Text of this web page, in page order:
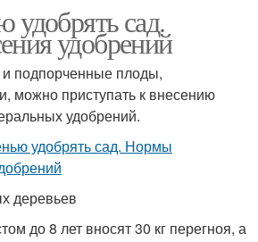
удобрять сад.
удобрений
подпорченные плоды,
можно приступать к внесению
удобрений.
деревьев
до 8 лет вносят 30 кг перегноя, а